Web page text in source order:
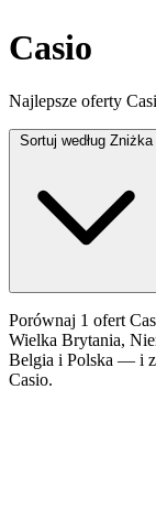
Casio
Najlepsze oferty
Sortuj według Zniżka
Porównaj 1 ofert
Wielka Brytania,
Belgia i Polska — i
Casio.